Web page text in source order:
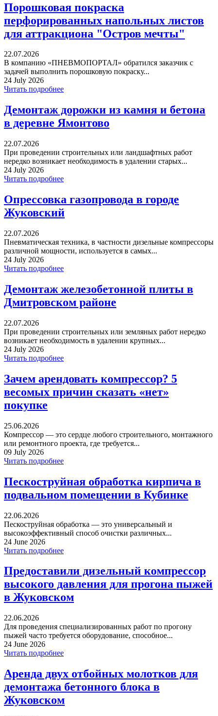
Порошковая покраска
перфорированных напольных листов
для аттракциона "Остров мечты"
22.07.2026
В компанию «ПНЕВМОПОРТАЛ» обратился заказчик с
задачей выполнить порошковую покраску...
24 July 2026
Читать подробнее
Демонтаж дорожки из камня и бетона
в деревне Ямонтово
22.07.2026
При проведении строительных или ландшафтных работ
нередко возникает необходимость в удалении старых...
24 July 2026
Читать подробнее
Опрессовка газопровода в городе
Жуковский
22.07.2026
Пневматическая техника, в частности дизельные компрессоры
различной мощности, используется в самых...
24 July 2026
Читать подробнее
Демонтаж железобетонной плиты в
Дмитровском районе
22.07.2026
При проведении строительных или земляных работ нередко
возникает необходимость в удалении крупных...
24 July 2026
Читать подробнее
Зачем арендовать компрессор? 5
весомых причин сказать «нет»
покупке
25.06.2026
Компрессор — это сердце любого строительного, монтажного
или ремонтного проекта, где требуется...
09 July 2026
Читать подробнее
Пескоструйная обработка кирпича в
подвальном помещении в Кубинке
22.06.2026
Пескоструйная обработка — это универсальный и
высокоэффективный способ очистки различных...
24 June 2026
Читать подробнее
Предоставили дизельный компрессор
высокого давления для прогона пыжей
в Жуковском
22.06.2026
Для проведения специализированных работ по прогону
пыжей часто требуется оборудование, способное...
24 June 2026
Читать подробнее
Аренда двух отбойных молотков для
демонтажа бетонного блока в
Жуковском